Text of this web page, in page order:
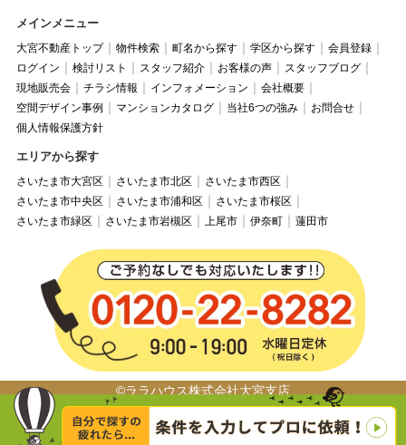
メインメニュー
大宮不動産トップ 物件検索 町名から探す 学区から探す
会員登録
ログイン
検討リスト スタッフ紹介 お客様の声
スタッフブログ
現地販売会
チラシ情報 インフォメーション
会社概要
空間デザイン事例
マンションカタログ 当社6つの強み
お問合せ
個人情報保護方針
エリアから探す
さいたま市大宮区 さいたま市北区
さいたま市西区
さいたま市中央区
さいたま市浦和区
さいたま市桜区
さいたま市緑区
さいたま市岩槻区 上尾市 伊奈町 蓮田市
©ララハウス株式会社大宮支店